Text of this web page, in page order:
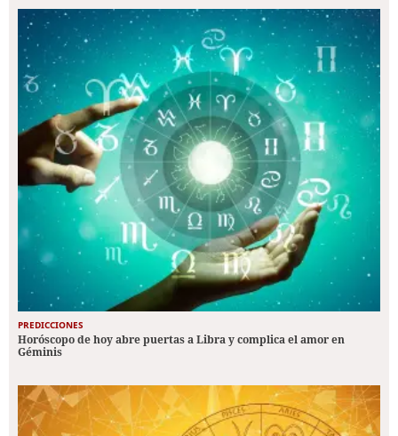
PREDICCIONES
Horóscopo de hoy abre puertas a Libra y complica el amor en
Géminis